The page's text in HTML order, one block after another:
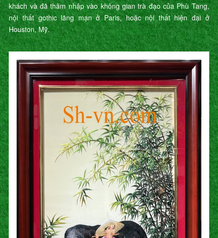
khách và đã thâm nhập vào không gian trà đạo của Phù Tang,
nội thất gothic lãng mạn ở Paris, hoặc nội thất hiện đại ở
Houston, Mỹ.